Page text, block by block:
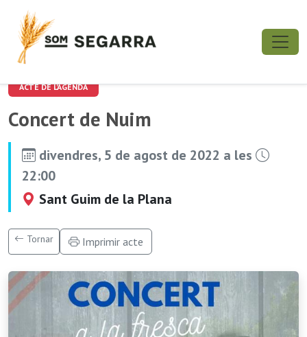
ACTE DE L'AGENDA
Concert de Nuim
divendres, 5 de agost de 2022 a les
22:00
Sant Guim de la Plana
Tornar Imprimir acte